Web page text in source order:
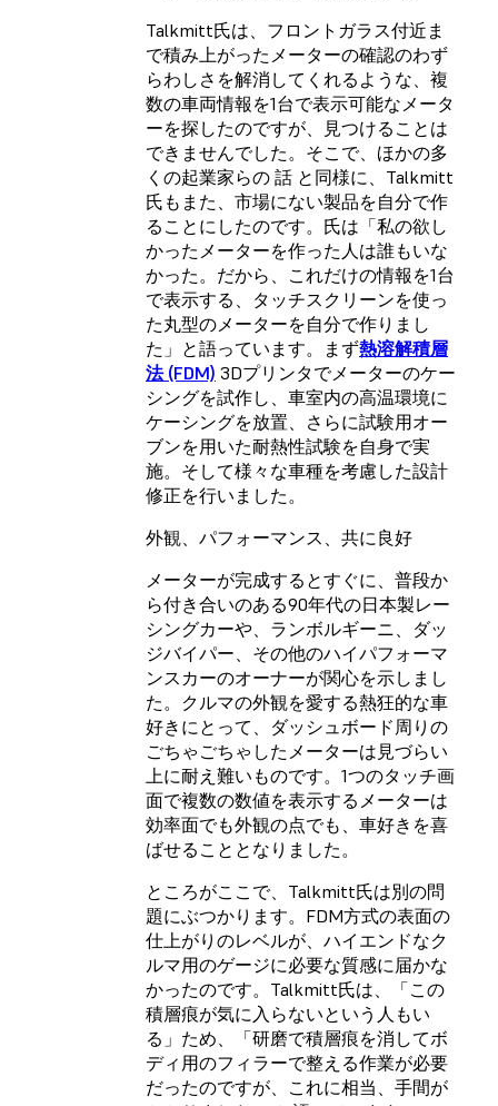
Talkmitt氏は、フロントガラス付近ま
で積み上がったメーターの確認のわず
らわしさを解消してくれるような、複
数の車両情報を1台で表示可能なメータ
ーを探したのですが、見つけることは
できませんでした。そこで、ほかの多
くの起業家らの 話 と同様に、Talkmitt
氏もまた、市場にない製品を自分で作
ることにしたのです。氏は「私の欲し
かったメーターを作った人は誰もいな
かった。だから、これだけの情報を1台
で表示する、タッチスクリーンを使っ
た丸型のメーターを自分で作りまし
た」と語っています。まず熱溶解積層
法 (FDM) 3Dプリンタでメーターのケー
シングを試作し、車室内の高温環境に
ケーシングを放置、さらに試験用オー
ブンを用いた耐熱性試験を自身で実
施。そして様々な車種を考慮した設計
修正を行いました。
外観、パフォーマンス、共に良好
メーターが完成するとすぐに、普段か
ら付き合いのある90年代の日本製レー
シングカーや、ランボルギーニ、ダッ
ジバイパー、その他のハイパフォーマ
ンスカーのオーナーが関心を示しまし
た。クルマの外観を愛する熱狂的な車
好きにとって、ダッシュボード周りの
ごちゃごちゃしたメーターは見づらい
上に耐え難いものです。1つのタッチ画
面で複数の数値を表示するメーターは
効率面でも外観の点でも、車好きを喜
ばせることとなりました。
ところがここで、Talkmitt氏は別の問
題にぶつかります。FDM方式の表面の
仕上がりのレベルが、ハイエンドなク
ルマ用のゲージに必要な質感に届かな
かったのです。Talkmitt氏は、「この
積層痕が気に入らないという人もい
る」ため、「研磨で積層痕を消してボ
ディ用のフィラーで整える作業が必要
だったのですが、これに相当、手間が